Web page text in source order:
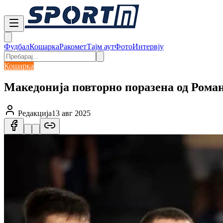
ФудбалКошаркаРакометТајм аутФотоИнтервју
Кошарка
Македонија повторно поразена од
Редакција13 авг 2025